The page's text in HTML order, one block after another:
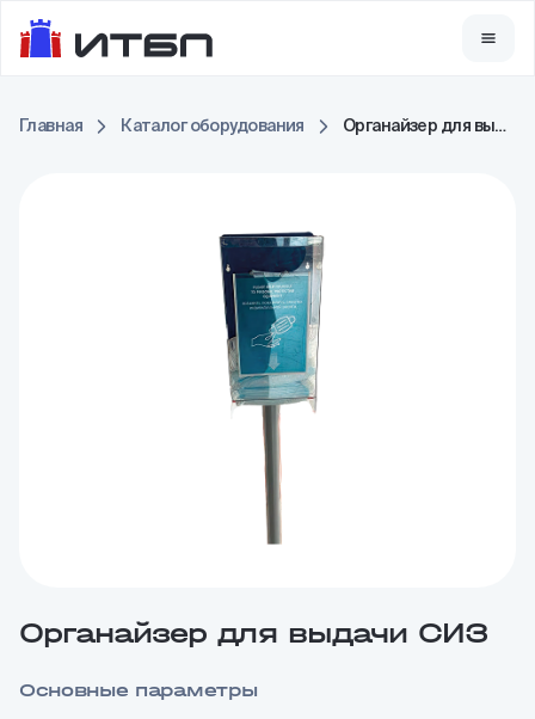
Главная Каталог оборудования Органайзер для выдачи СИЗ
Органайзер для выдачи СИЗ
Основные параметры